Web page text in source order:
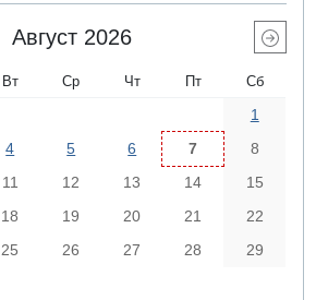
Август 2026
Вт Ср Чт Пт Сб
1
4 5 6 7
8
11 12 13 14
15
18 19 20 21
22
25 26 27 28
29